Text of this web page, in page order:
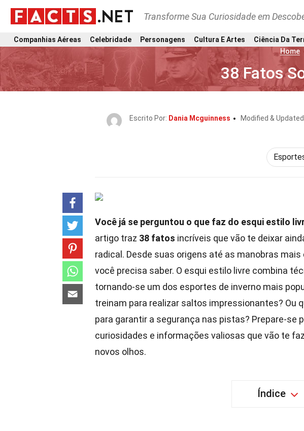
Transforme Sua Curiosidade em
Companhias Aéreas Celebridade Personagens Cultura E Artes Ciência Da
Home
38 Fatos
Escrito Por: Dania Mcguinness Modified &
Você já se perguntou o que faz do esqui estilo
artigo traz 38 fatos incríveis que vão te deixar
radical. Desde suas origens até as manobras
você precisa saber. O esqui estilo livre combina
tornando-se um dos esportes de inverno mais
treinam para realizar saltos impressionantes? Ou
para garantir a segurança nas pistas? Prepare-se
curiosidades e informações valiosas que vão te
novos olhos.
Índice